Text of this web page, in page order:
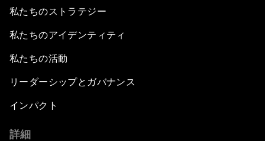
私たちのストラテジー
私たちのアイデンティティ
私たちの活動
リーダーシップとガバナンス
インパクト
詳細